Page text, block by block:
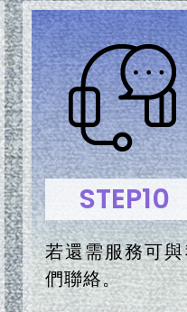
STEP10
若還需服務可
們聯絡。